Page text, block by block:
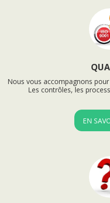
Nous vous accompagnons
Les contrôles, les
EN